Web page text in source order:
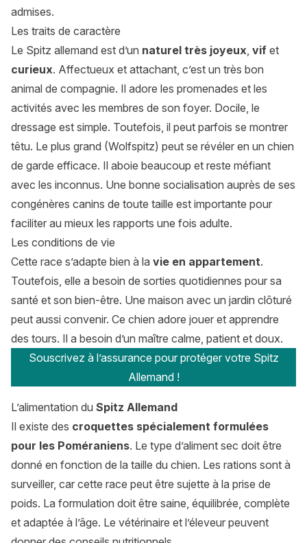
admises.
Les traits de caractère
Le Spitz allemand est d’un naturel très joyeux, vif et
curieux. Affectueux et attachant, c’est un très bon
animal de compagnie. Il adore les promenades et les
activités avec les membres de son foyer. Docile, le
dressage est simple. Toutefois, il peut parfois se montrer
têtu. Le plus grand (Wolfspitz) peut se révéler en un chien
de garde efficace. Il aboie beaucoup et reste méfiant
avec les inconnus. Une bonne socialisation auprès de ses
congénères canins de toute taille est importante pour
faciliter au mieux les rapports une fois adulte.
Les conditions de vie
Cette race s’adapte bien à la vie en appartement.
Toutefois, elle a besoin de sorties quotidiennes pour sa
santé et son bien-être. Une maison avec un jardin clôturé
peut aussi convenir. Ce chien adore jouer et apprendre
des tours. Il a besoin d’un maître calme, patient et doux.
Souscrivez à l’assurance pour protéger votre Spitz
Allemand !
L’alimentation du Spitz Allemand
Il existe des croquettes spécialement formulées
pour les Poméraniens. Le type d’aliment sec doit être
donné en fonction de la taille du chien. Les rations sont à
surveiller, car cette race peut être sujette à la prise de
poids. La formulation doit être saine, équilibrée, complète
et adaptée à l’âge. Le vétérinaire et l’éleveur peuvent